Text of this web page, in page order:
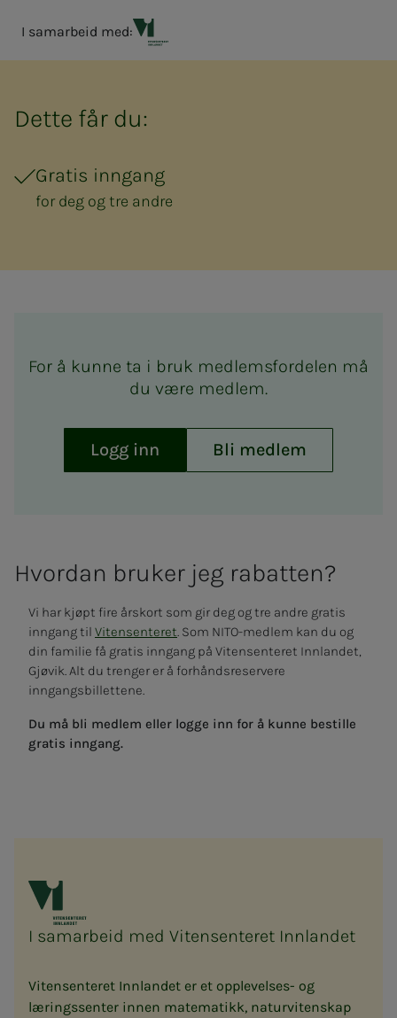
I samarbeid med:
Vitensenteret Innlandet
Dette får du:
Gratis inngang
for deg og tre andre
For å kunne ta i bruk medlemsfordelen må
du være medlem.
Logg inn Bli medlem
Hvor­­­­­dan bru­­­ker jeg ra­­­bat­­­ten?
Vi har kjøpt fire årskort som gir deg og tre andre gratis
inngang til Vitensenteret . Som NITO-medlem kan du og
din familie få gratis inngang på Vitensenteret Innlandet,
Gjøvik. Alt du trenger er å forhåndsreservere
inngangsbillettene.
Du må bli medlem eller logge inn for å kunne bestille
gratis inngang.
I samarbeid med Vitensenteret Innlandet
Vitensenteret Innlandet er et opplevelses- og
læringssenter innen matematikk, naturvitenskap